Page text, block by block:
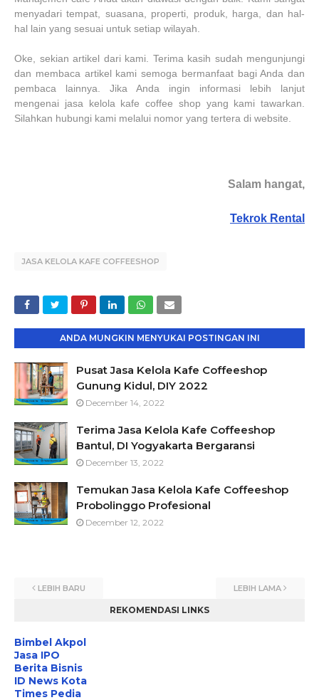
menyadari tempat, suasana, properti, produk, harga, dan hal-
hal lain yang sesuai untuk setiap wilayah.
Oke, sekian artikel dari kami. Terima kasih sudah mengunjungi
dan membaca artikel kami semoga bermanfaat bagi Anda dan
pembaca lainnya. Jika Anda ingin informasi lebih lanjut
mengenai jasa kelola kafe coffee shop yang kami tawarkan.
Silahkan hubungi kami melalui nomor yang tertera di website.
Salam hangat,
Tekrok Rental
JASA KELOLA KAFE COFFEESHOP
ANDA MUNGKIN MENYUKAI POSTINGAN INI
Pusat Jasa Kelola Kafe Coffeeshop
Gunung Kidul, DIY 2022
December 14, 2022
Terima Jasa Kelola Kafe Coffeeshop
Bantul, DI Yogyakarta Bergaransi
December 13, 2022
Temukan Jasa Kelola Kafe Coffeeshop
Probolinggo Profesional
December 12, 2022
LEBIH BARU LEBIH LAMA
REKOMENDASI LINKS
Bimbel Akpol
Jasa IPO
Berita Bisnis
ID News Kota
Times Pedia